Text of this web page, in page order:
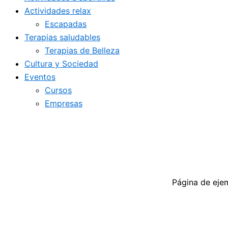
Actividades relax
Escapadas
Terapias saludables
Terapias de Belleza
Cultura y Sociedad
Eventos
Cursos
Empresas
Página de